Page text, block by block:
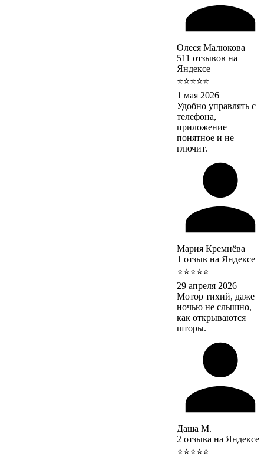
Олеся Малюкова
511 отзывов на
Яндексе
⭐⭐⭐⭐⭐
1 мая 2026
Удобно управлять с
телефона,
приложение
понятное и не
глючит.
Мария Кремнёва
1 отзыв на Яндексе
⭐⭐⭐⭐⭐
29 апреля 2026
Мотор тихий, даже
ночью не слышно,
как открываются
шторы.
Даша М.
2 отзыва на Яндексе
⭐⭐⭐⭐⭐